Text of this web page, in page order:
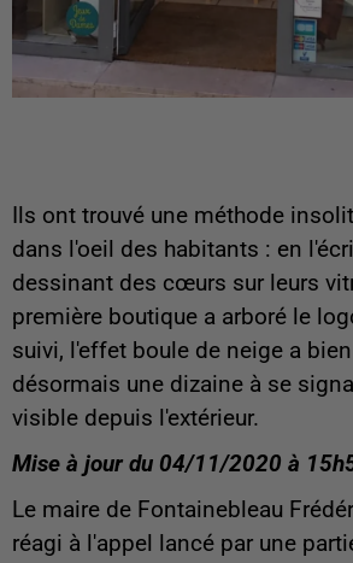
Ils ont trouvé une méthode
dans l'oeil des habitants : en
dessinant des cœurs sur leurs
première boutique a arboré le
suivi, l'effet boule de neige a
désormais une dizaine à se
visible depuis l'extérieur.
Mise à jour du 04/11/2020 à
Le maire de Fontainebleau
réagi à l'appel lancé par une